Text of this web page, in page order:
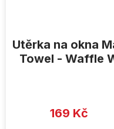
Utěrka na okna
Towel - Waffle
169 Kč